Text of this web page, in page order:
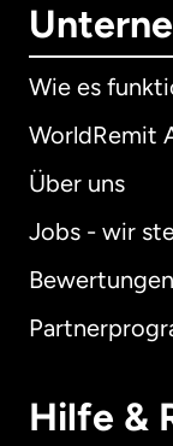
Wie es
WorldRemit
Über uns
Jobs - wir
Bewertungen
Hilfe &